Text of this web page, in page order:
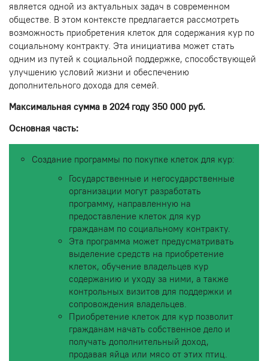
является одной из актуальных задач в современном
обществе. В этом контексте предлагается рассмотреть
возможность приобретения клеток для содержания кур по
социальному контракту. Эта инициатива может стать
одним из путей к социальной поддержке, способствующей
улучшению условий жизни и обеспечению
дополнительного дохода для семей.
Максимальная сумма в 2024 году 350 000 руб.
Основная часть:
Создание программы по покупке клеток для кур:
Государственные и негосударственные
организации могут разработать
программу, направленную на
предоставление клеток для кур
гражданам по социальному контракту.
Эта программа может предусматривать
выделение средств на приобретение
клеток, обучение владельцев кур
содержанию и уходу за ними, а также
контрольных визитов для поддержки и
сопровождения владельцев.
Приобретение клеток для кур позволит
гражданам начать собственное дело и
получать дополнительный доход,
продавая яйца или мясо от этих птиц.